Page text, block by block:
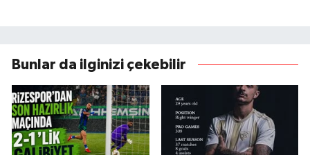
Bunlar da ilginizi çekebilir